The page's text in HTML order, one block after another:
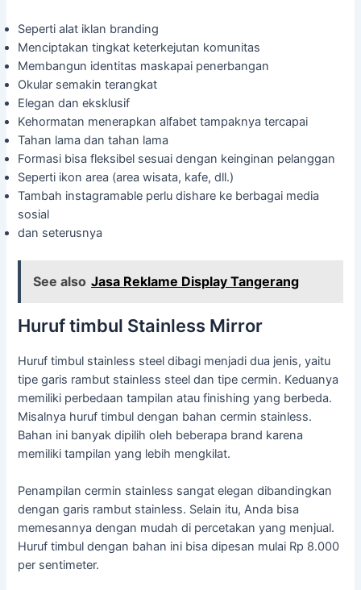
Seperti alat iklan branding
Menciptakan tingkat keterkejutan komunitas
Membangun identitas maskapai penerbangan
Okular semakin terangkat
Elegan dan eksklusif
Kehormatan menerapkan alfabet tampaknya tercapai
Tahan lama dan tahan lama
Formasi bisa fleksibel sesuai dengan keinginan pelanggan
Seperti ikon area (area wisata, kafe, dll.)
Tambah instagramable perlu dishare ke berbagai media
sosial
dan seterusnya
See also Jasa Reklame Display Tangerang
Huruf timbul Stainless Mirror
Huruf timbul stainless steel dibagi menjadi dua jenis, yaitu
tipe garis rambut stainless steel dan tipe cermin. Keduanya
memiliki perbedaan tampilan atau finishing yang berbeda.
Misalnya huruf timbul dengan bahan cermin stainless.
Bahan ini banyak dipilih oleh beberapa brand karena
memiliki tampilan yang lebih mengkilat.
Penampilan cermin stainless sangat elegan dibandingkan
dengan garis rambut stainless. Selain itu, Anda bisa
memesannya dengan mudah di percetakan yang menjual.
Huruf timbul dengan bahan ini bisa dipesan mulai Rp 8.000
per sentimeter.